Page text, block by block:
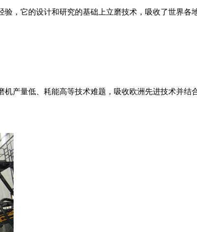
，它的设计和研究的基础上立磨技术，吸收了世界
产量低、耗能高等技术难题，吸收欧洲先进技术并